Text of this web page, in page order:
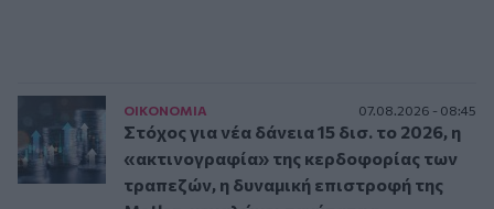
ΟΙΚΟΝΟΜΙΑ 07.08.2026 - 08:45
Στόχος για νέα δάνεια 15 δισ. το 2026, η
«ακτινογραφία» της κερδοφορίας των
τραπεζών, η δυναμική επιστροφή της